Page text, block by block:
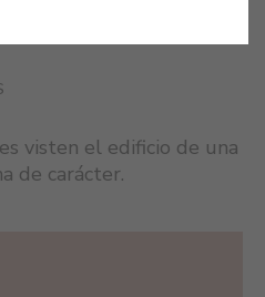
visten el edificio de una
de carácter.